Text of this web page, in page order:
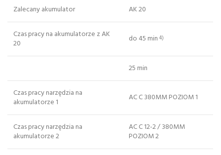
Zalecany akumulator AK 20
Czas pracy na akumulatorze z AK
20
do 45 min 4)
25 min
Czas pracy narzędzia na
akumulatorze 1
AC C 380MM POZIOM 1
Czas pracy narzędzia na
akumulatorze 2
AC C 12-2 / 380MM
POZIOM 2